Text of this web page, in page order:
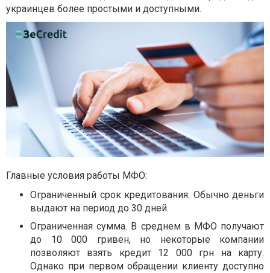
украинцев более простыми и доступными.
Главные условия работы МФО:
Ограниченный срок кредитования. Обычно деньги
выдают на период до 30 дней.
Ограниченная сумма. В среднем в МФО получают
до 10 000 гривен, но некоторые компании
позволяют взять кредит 12 000 грн на карту.
Однако при первом обращении клиенту доступно